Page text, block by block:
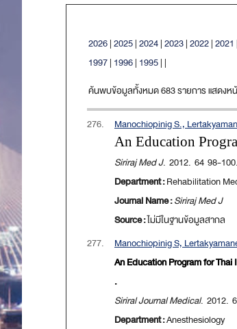
2026|2025|2024|2023|2022|2021
1997| 1996| 1995| |
ค้นพบข้อมูลทั้งหมด 683 รายการ แสดง
276. Manochiopinig S.,
An Education
Siriraj Med J. 2012. 64 98-100.
Department :Rehabilitation
Journal Name :Siriraj Med J
Source :ไม่มีในฐานข้อมูลสากล
277.
Manochiopinig S,
An Education Program for
.
Siriral Journal Medical. 2012.
Department :Anesthesiology